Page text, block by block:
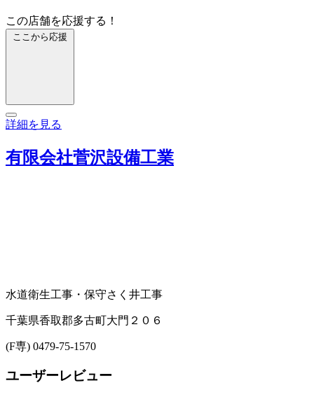
この店舗を応援する！
ここから応援
詳細を見る
有限会社菅沢設備工業
水道衛生工事・保守さく井工事
千葉県香取郡多古町大門２０６
(F専) 0479-75-1570
ユーザーレビュー